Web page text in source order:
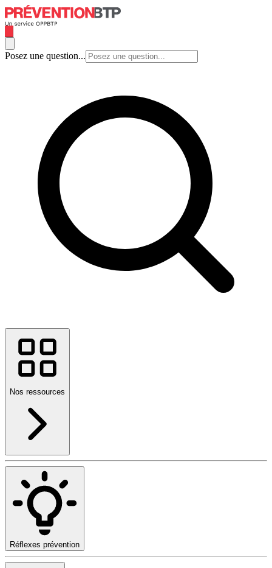
Posez une question...
Nos ressources
Réflexes prévention